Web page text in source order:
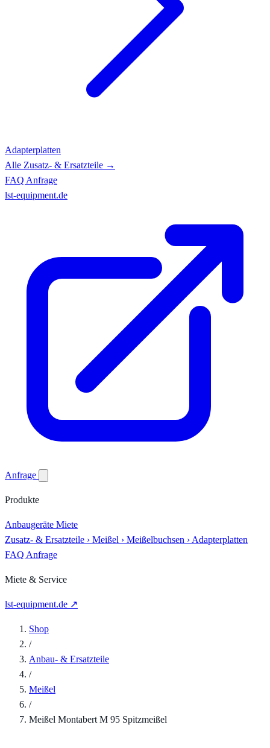
Adapterplatten
Alle Zusatz- & Ersatzteile →
FAQ Anfrage
lst-equipment.de
Anfrage
Produkte
Anbaugeräte Miete
Zusatz- & Ersatzteile › Meißel › Meißelbuchsen › Adapterplatten
FAQ Anfrage
Miete & Service
lst-equipment.de ↗
Shop
/
Anbau- & Ersatzteile
/
Meißel
/
Meißel Montabert M 95 Spitzmeißel